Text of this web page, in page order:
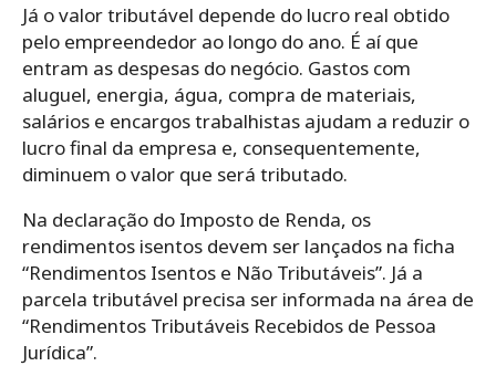
Já o valor tributável depende do lucro real obtido
pelo empreendedor ao longo do ano. É aí que
entram as despesas do negócio. Gastos com
aluguel, energia, água, compra de materiais,
salários e encargos trabalhistas ajudam a reduzir o
lucro final da empresa e, consequentemente,
diminuem o valor que será tributado.
Na declaração do Imposto de Renda, os
rendimentos isentos devem ser lançados na ficha
“Rendimentos Isentos e Não Tributáveis”. Já a
parcela tributável precisa ser informada na área de
“Rendimentos Tributáveis Recebidos de Pessoa
Jurídica”.